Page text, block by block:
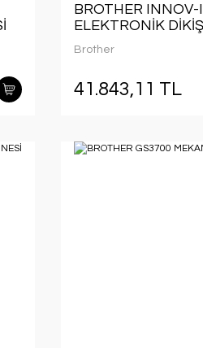
BROTHER INNOV-
ELEKTRONİK
Brother
41.843,11 TL